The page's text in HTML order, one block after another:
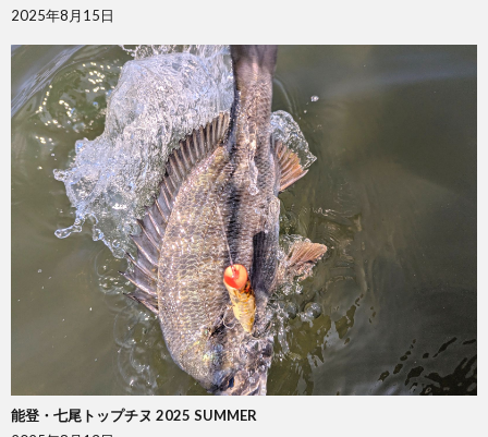
2025年8月15日
能登・七尾トップチヌ 2025 SUMMER